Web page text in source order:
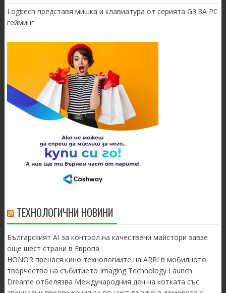
Logitech представя мишка и клавиатура от серията G3 ЗА PC
гейминг
ТЕХНОЛОГИЧНИ НОВИНИ
Българският AI за контрол на качествени майстори завзе
още шест страни в Европа
HONOR пренася кино технологиите на ARRI в мобилното
творчество на събитието Imaging Technology Launch
Dreame отбелязва Международния ден на котката със